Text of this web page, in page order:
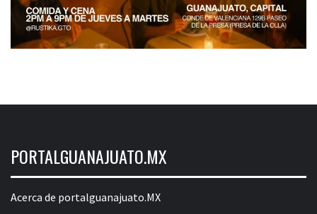
PORTALGUANAJUATO.MX
Acerca de portalguanajuato.MX